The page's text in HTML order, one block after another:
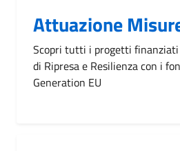
Attuazione
Scopri tutti i progetti finanziati
di Ripresa e Resilienza con i
Generation EU